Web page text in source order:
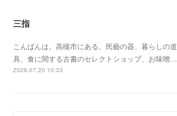
三指
こんばんは。高槻市にある、民藝の器、暮らしの道
具、食に関する古書のセレクトショップ、お味噌…
2026.07.20 10:33